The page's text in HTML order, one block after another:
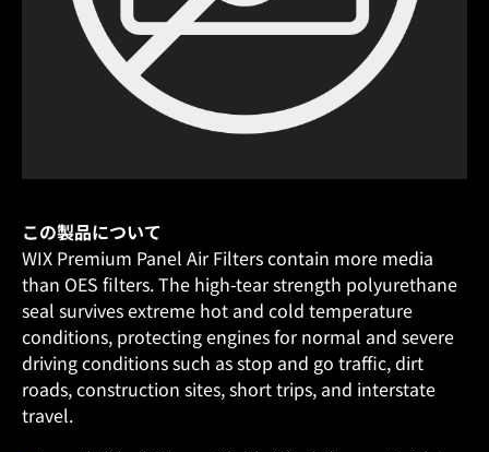
この製品について
WIX Premium Panel Air Filters contain more media
than OES filters. The high-tear strength polyurethane
seal survives extreme hot and cold temperature
conditions, protecting engines for normal and severe
driving conditions such as stop and go traffic, dirt
roads, construction sites, short trips, and interstate
travel.